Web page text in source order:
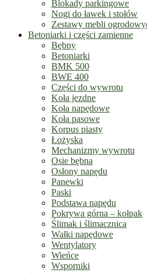
Blokady parkingowe
Nogi do ławek i stołów
Zestawy mebli
Betoniarki i części zamienne
Bębny
Betoniarki
BMK 500
BWE 400
Części do wywrotu
Koła jezdne
Koła napędowe
Koła pasowe
Korpus piasty
Łożyska
Mechanizmy wywrotu
Osie bębna
Osłony napędu
Panewki
Paski
Podstawa napędu
Pokrywa górna – kołpak
Ślimak i ślimacznica
Wałki napędowe
Wentylatory
Wieńce
Wsporniki